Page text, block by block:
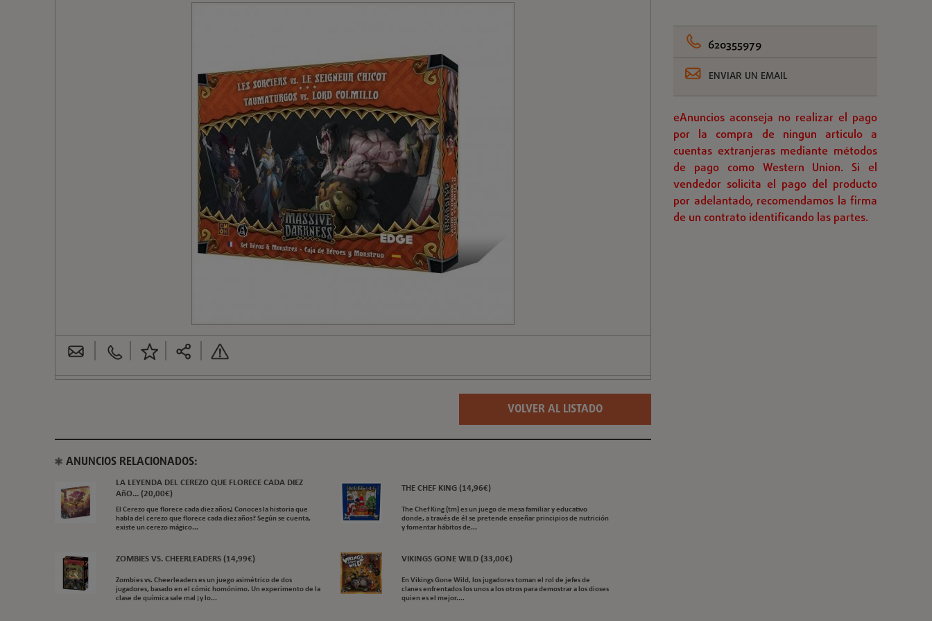
VOLVER AL LISTADO
ANUNCIOS RELACIONADOS:
LA LEYENDA DEL CEREZO QUE FLORECE CADA DIEZ
AñO... (20,00€)
El Cerezo que florece cada diez años¿ Conoces la historia que
habla del cerezo que florece cada diez años? Según se cuenta,
existe un cerezo mágico...
THE CHEF KING (14,96€)
The Chef King (tm) es un juego de mesa familiar y educativo
donde, a través de él se pretende enseñar principios de nutrición
y fomentar hábitos de...
ZOMBIES VS. CHEERLEADERS (14,99€)
Zombies vs. Cheerleaders es un juego asimétrico de dos
jugadores, basado en el cómic homónimo. Un experimento de la
clase de química sale mal ¡y lo...
VIKINGS GONE WILD (33,00€)
En Vikings Gone Wild, los jugadores toman el rol de jefes de
clanes enfrentados los unos a los otros para demostrar a los dioses
quien es el mejor....
620355979
ENVIAR UN EMAIL
eAnuncios aconseja no realizar el pago
por la compra de ningun articulo a
cuentas extranjeras mediante métodos
de pago como Western Union. Si el
vendedor solicita el pago del producto
por adelantado, recomendamos la firma
de un contrato identificando las partes.